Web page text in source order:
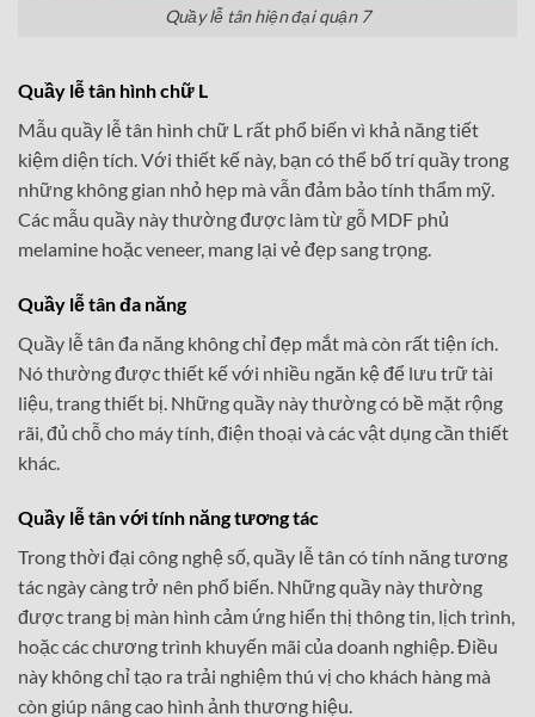
Quầy lễ tân hiện đại quận 7
Quầy lễ tân hình chữ L
Mẫu quầy lễ tân hình chữ L rất phổ biến vì khả năng tiết
kiệm diện tích. Với thiết kế này, bạn có thể bố trí quầy trong
những không gian nhỏ hẹp mà vẫn đảm bảo tính thẩm mỹ.
Các mẫu quầy này thường được làm từ gỗ MDF phủ
melamine hoặc veneer, mang lại vẻ đẹp sang trọng.
Quầy lễ tân đa năng
Quầy lễ tân đa năng không chỉ đẹp mắt mà còn rất tiện ích.
Nó thường được thiết kế với nhiều ngăn kệ để lưu trữ tài
liệu, trang thiết bị. Những quầy này thường có bề mặt rộng
rãi, đủ chỗ cho máy tính, điện thoại và các vật dụng cần thiết
khác.
Quầy lễ tân với tính năng tương tác
Trong thời đại công nghệ số, quầy lễ tân có tính năng tương
tác ngày càng trở nên phổ biến. Những quầy này thường
được trang bị màn hình cảm ứng hiển thị thông tin, lịch trình,
hoặc các chương trình khuyến mãi của doanh nghiệp. Điều
này không chỉ tạo ra trải nghiệm thú vị cho khách hàng mà
còn giúp nâng cao hình ảnh thương hiệu.